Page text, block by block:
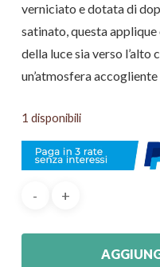
verniciato e dotata di
satinato, questa
della luce sia verso l’alto
un’atmosfera accogliente
1 disponibili